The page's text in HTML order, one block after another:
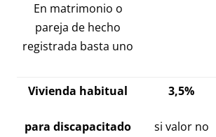
En matrimonio o
pareja de hecho
registrada basta uno
Vivienda habitual
para discapacitado
3,5%
si valor no